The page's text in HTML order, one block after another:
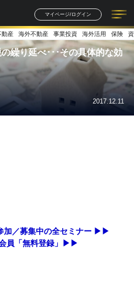
マイページ/ログイン
記事一覧 連載一覧
著者一覧 書籍一覧
動産 海外不動産 事業投資 海外活用 保険
繰り延べ･･･その具体的な効
2017.12.11
加／募集中の全セミナー ▶▶
員「無料登録」▶▶